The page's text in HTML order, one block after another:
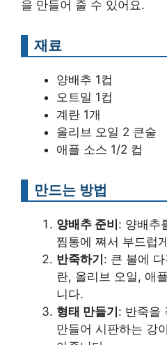
을 만들어 줄 수 있어요.
재료
양배추 1컵
오트밀 1컵
계란 1개
올리브 오일 2 큰술
애플 소스 1/2 컵
만드는 방법
양배추 준비: 양배추
찜통에 쪄서 부드럽
반죽하기: 큰 볼에
란, 올리브 오일, 애
니다.
형태 만들기: 반죽을
만들어 시판하는 강